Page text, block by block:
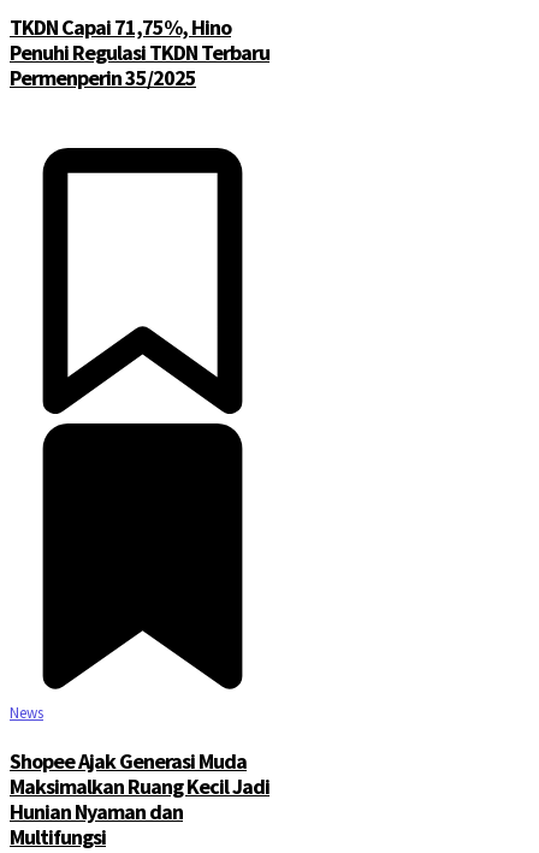
TKDN Capai 71,75%, Hino
Penuhi Regulasi TKDN Terbaru
Permenperin 35/2025
News
Shopee Ajak Generasi Muda
Maksimalkan Ruang Kecil Jadi
Hunian Nyaman dan
Multifungsi